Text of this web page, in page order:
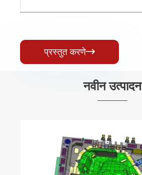
प्रस्तुत करणे
नवीन उत्पादन